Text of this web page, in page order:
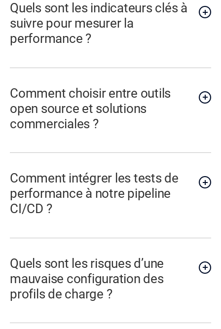
Quels sont les indicateurs clés à
suivre pour mesurer la
performance ?
Comment choisir entre outils
open source et solutions
commerciales ?
Comment intégrer les tests de
performance à notre pipeline
CI/CD ?
Quels sont les risques d’une
mauvaise configuration des
profils de charge ?